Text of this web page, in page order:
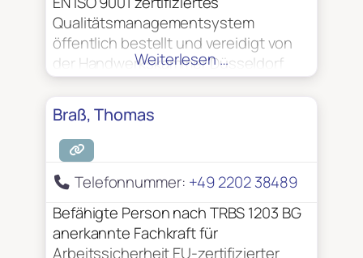
Qualitätsmanagementsystem
öffentlich bestellt und vereidigt von
der Handwerkskammer Düsseldorf
VdS – anerkannter Sachverständiger
zur Prüfung elektrischer Anlagen
Zertifiziert nach DIN 14675 für die
Planung, Projektierung und Abnahme
von Brandmeldeanlagen Zulassung
nach §20a Strahlenschutzverordnung
(StrlSchV) Zuverlässigkeit gemäß § 7
Luftsicherheitsgesetz (LuftSIG)
Weiterlesen …
Braß, Thomas
Telefonnummer: +49 2202 38489
Befähigte Person nach TRBS 1203 BG
anerkannte Fachkraft für
Arbeitssicherheit EU-zertifizierter